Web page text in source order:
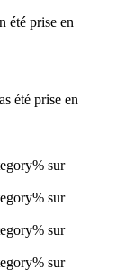
été prise en
été prise en